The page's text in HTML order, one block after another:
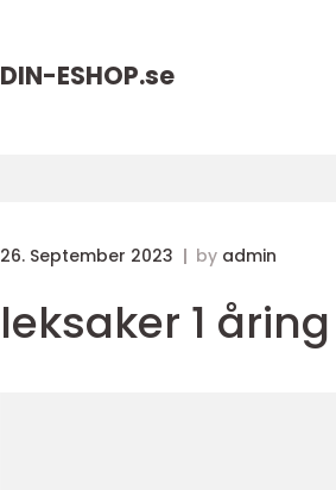
DIN-ESHOP.se
26. September 2023 by admin
leksaker 1 åring